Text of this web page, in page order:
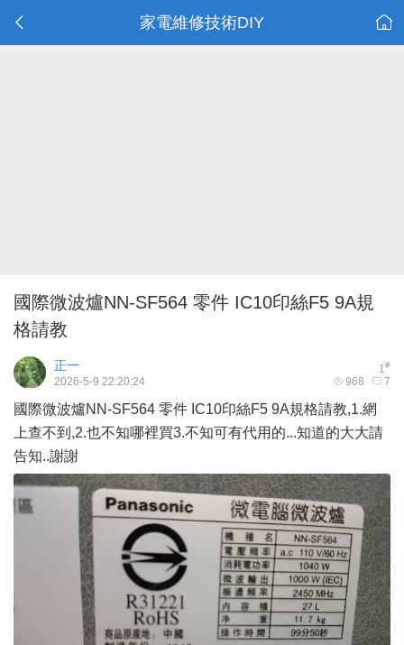
家電維修技術DIY
國際微波爐NN-SF564 零件 IC10印絲F5 9A規
格請教
1#
正一
968 7
2026-5-9 22:20:24
國際微波爐NN-SF564 零件 IC10印絲F5 9A規格請教,1.網
上查不到,2.也不知哪裡買3.不知可有代用的...知道的大大請
告知..謝謝